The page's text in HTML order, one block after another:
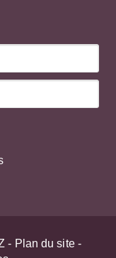
- Plan du site-